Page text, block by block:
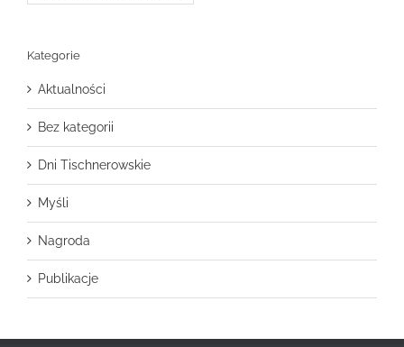
Kategorie
Aktualności
Bez kategorii
Dni Tischnerowskie
Myśli
Nagroda
Publikacje